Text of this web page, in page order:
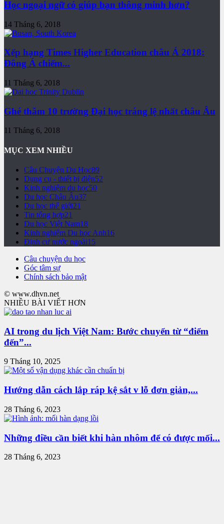
Học ngoại ngữ có giúp bạn thông minh hơn?
14 Tháng 6, 2018
Xếp hạng Times Higher Education châu Á 2018:
Đông Á chiếm...
11 Tháng 6, 2018
Ghé thăm 10 trường Đại học tráng lệ nhất châu Âu
11 Tháng 6, 2018
MỤC XEM NHIỀU
Câu Chuyện Du Học89
Dụng cụ - thiết bị điện52
Kinh nghiệm du học50
Du học Châu Âu37
Du học thế giới21
Tin tổng hợp21
Du học Việt Nam18
Kinh nghiệm Du học Anh16
Định cư nước ngoài15
Câu chuyện du học
Góc tâm sự
Chính sách bảo mật
© www.dhvn.net
NHIỀU BÀI VIẾT HƠN
AI trong du lịch Việt Nam: Bước chuyển từ “điểm
đến”...
9 Tháng 10, 2025
Hướng dẫn cách lắp ráp kệ sắt v lỗ đơn giản,...
28 Tháng 6, 2023
Những điều cần biết khi hàn nhôm để có được mối...
28 Tháng 6, 2023